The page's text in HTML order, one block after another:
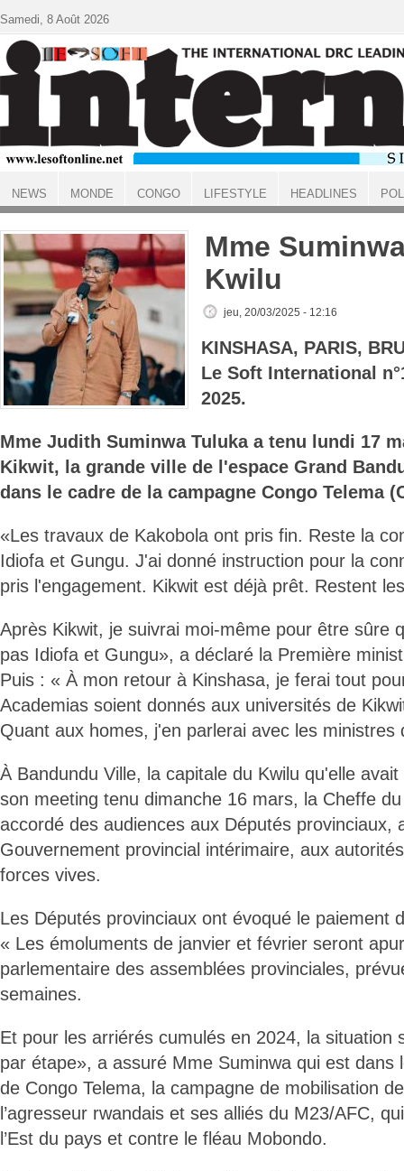
ACCUEIL
Mme
Kwilu
jeu, 20/03/2025 - 12:16
KINSHASA, PARIS,
Le Soft International
2025.
Mme Judith Suminwa Tuluka a tenu lundi 17
Kikwit, la grande ville de l'espace Grand
dans le cadre de la campagne Congo Telema
«Les travaux de Kakobola ont pris fin. Reste la
Idiofa et Gungu. J'ai donné instruction pour la
pris l'engagement. Kikwit est déjà prêt. Restent
Après Kikwit, je suivrai moi-même pour être sûre
pas Idiofa et Gungu», a déclaré la Première
Puis : « À mon retour à Kinshasa, je ferai tout
Academias soient donnés aux universités de
Quant aux homes, j'en parlerai avec les ministres
À Bandundu Ville, la capitale du Kwilu qu'elle
son meeting tenu dimanche 16 mars, la Cheffe
accordé des audiences aux Députés provinciaux,
Gouvernement provincial intérimaire, aux
forces vives.
Les Députés provinciaux ont évoqué le paiement
« Les émoluments de janvier et février seront
parlementaire des assemblées provinciales,
semaines.
Et pour les arriérés cumulés en 2024, la situation
par étape», a assuré Mme Suminwa qui est dans
de Congo Telema, la campagne de mobilisation
l’agresseur rwandais et ses alliés du M23/AFC,
l’Est du pays et contre le fléau Mobondo.
Samedi, 8 Août 2026
NEWS MONDE CONGO LIFESTYLE HEADLINES